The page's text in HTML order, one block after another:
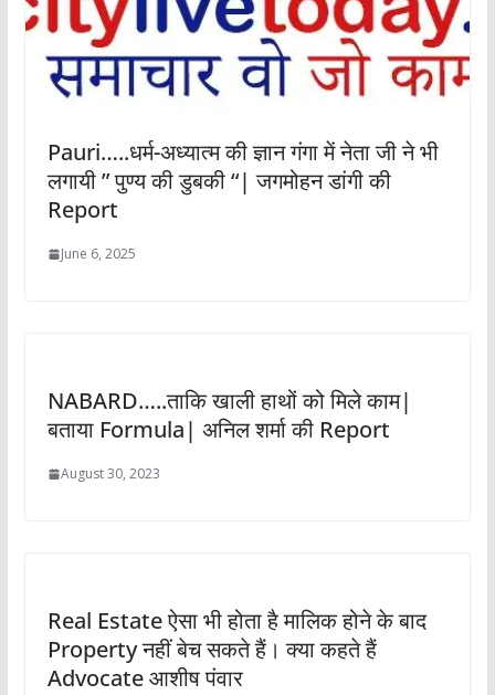
Pauri…..धर्म-अध्यात्म की ज्ञान गंगा में नेता जी ने भी
लगायी ” पुण्य की डुबकी “| जगमोहन डांगी की
Report
June 6, 2025
NABARD…..ताकि खाली हाथों को मिले काम|
बताया Formula| अनिल शर्मा की Report
August 30, 2023
Real Estate ऐसा भी होता है मालिक होने के बाद
Property नहीं बेच सकते हैं। क्या कहते हैं
Advocate आशीष पंवार